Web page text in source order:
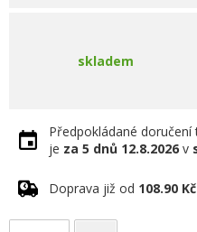
skladem
Předpokládané
je za 5 dnů 12.8.2026 v
Doprava již od 108.90 Kč